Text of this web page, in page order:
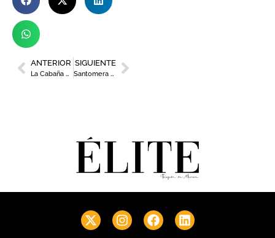
ANTERIOR
La Cabaña experimentará alta cocina con variedades hortícolas tradicionales
SIGUIENTE
Santomera recibe el reconocimiento nacional ‘Ciudad de la Ciencia y la Innovación’